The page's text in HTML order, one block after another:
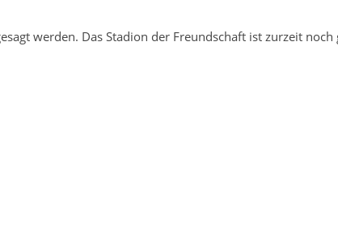
werden. Das Stadion der Freundschaft ist zurzeit noch